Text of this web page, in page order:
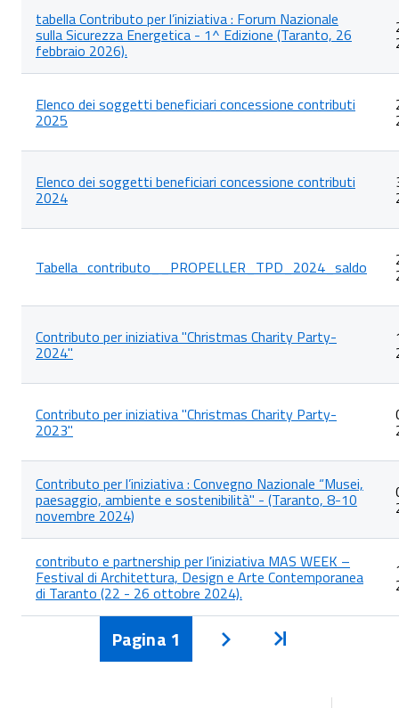
tabella Contributo per l’iniziativa : Forum Nazionale
sulla Sicurezza Energetica - 1^ Edizione (Taranto, 26
febbraio 2026).
Elenco dei soggetti beneficiari concessione contributi
2025
Elenco dei soggetti beneficiari concessione contributi
2024
Tabella_contributo__PROPELLER_TPD_2024_saldo
Contributo per iniziativa "Christmas Charity Party-
2024"
Contributo per iniziativa "Christmas Charity Party-
2023"
Contributo per l’iniziativa : Convegno Nazionale “Musei,
paesaggio, ambiente e sostenibilità" - (Taranto, 8-10
novembre 2024)
contributo e partnership per l’iniziativa MAS WEEK –
Festival di Architettura, Design e Arte Contemporanea
di Taranto (22 - 26 ottobre 2024).
Pagina 1